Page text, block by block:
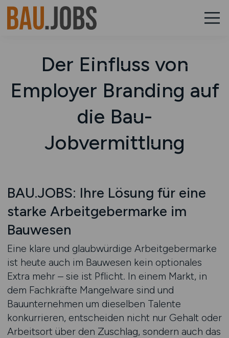
Der Einfluss von
Employer Branding auf
die Bau-
Jobvermittlung
BAU.JOBS: Ihre Lösung für eine
starke Arbeitgebermarke im
Bauwesen
Eine klare und glaubwürdige Arbeitgebermarke
ist heute auch im Bauwesen kein optionales
Extra mehr – sie ist Pflicht. In einem Markt, in
dem Fachkräfte Mangelware sind und
Bauunternehmen um dieselben Talente
konkurrieren, entscheiden nicht nur Gehalt oder
Arbeitsort über den Zuschlag, sondern auch das